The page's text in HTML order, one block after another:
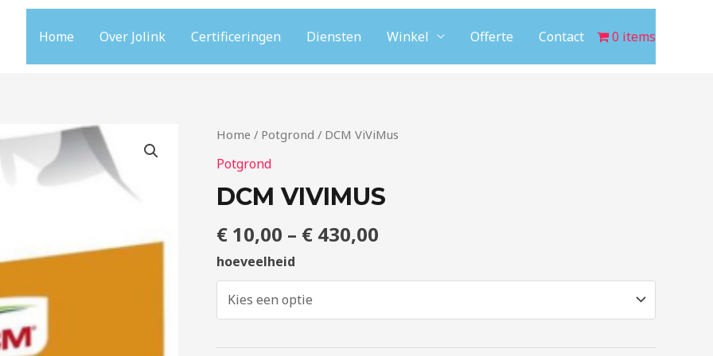
Home Over Jolink Certificeringen Diensten Winkel Offerte Contact 0 items
Home / Potgrond / DCM ViViMus
Potgrond
DCM VIVIMUS
€ 10,00 – € 430,00
hoeveelheid
DCM
ViViMus
aantal